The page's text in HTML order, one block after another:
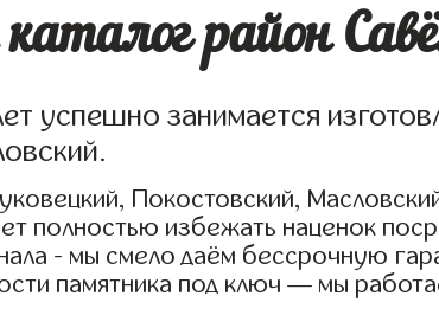
район
успешно занимается
Покостовский,
полностью избежать наценок
- мы смело даём бессрочную
памятника под ключ — мы